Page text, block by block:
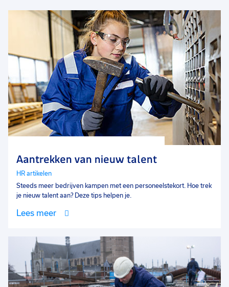
Aantrekken van nieuw talent
HR artikelen
Steeds meer bedrijven kampen met een personeelstekort. Hoe trek
je nieuw talent aan? Deze tips helpen je.
Lees meer